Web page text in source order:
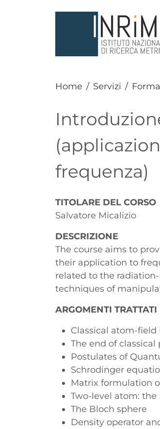
Home Servizi
frequenza)
Paragrafo
TITOLARE DEL CORSO
Salvatore Micalizio
DESCRIZIONE
The course aims to
their application to
related to the
techniques of
ARGOMENTI TRATTATI
Classical atom-field
The end of classical
Postulates of
Schrodinger
Matrix formulation
Two-level atom: the
The Bloch sphere
Density operator